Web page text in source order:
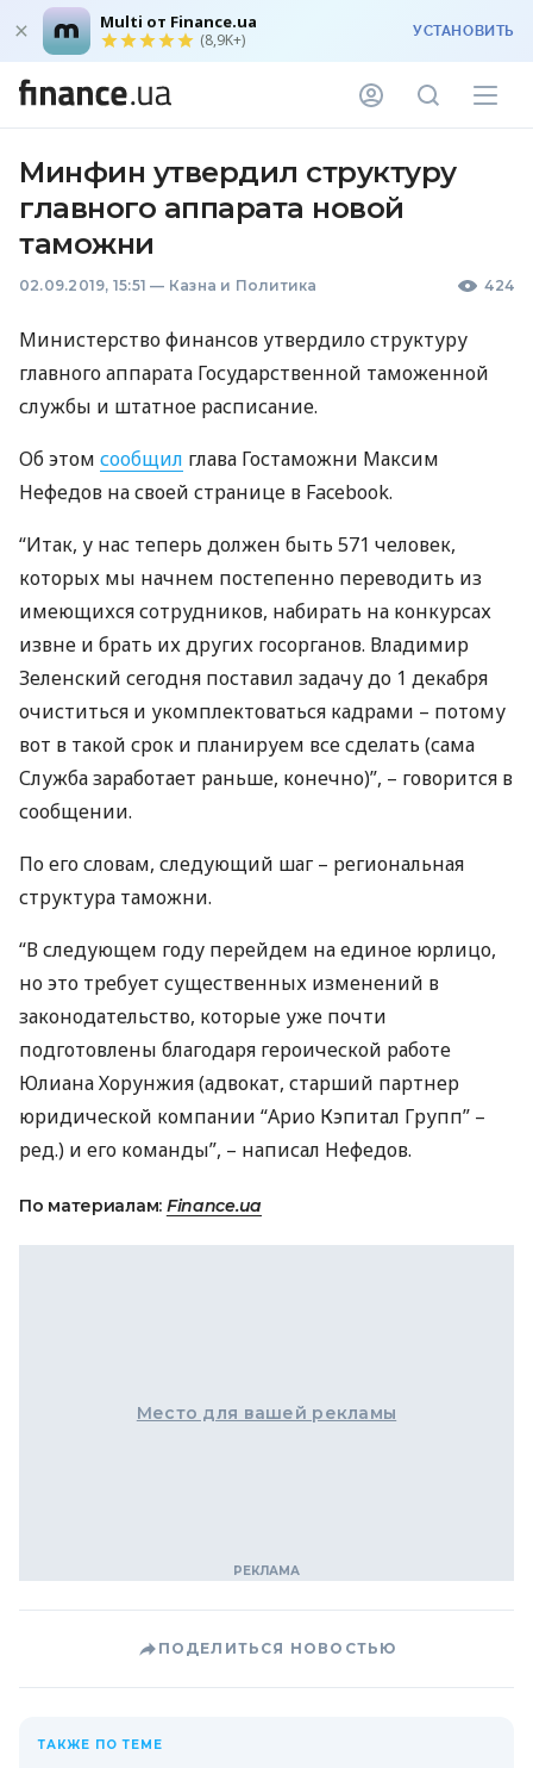
Multi от Finance.ua
(8,9K+) УСТАНОВИТЬ
Минфин утвердил структуру
главного аппарата новой
таможни
02.09.2019, 15:51 — Казна и Политика 424
Министерство финансов утвердило структуру
главного аппарата Государственной таможенной
службы и штатное расписание.
Об этом сообщил глава Гостаможни Максим
Нефедов на своей странице в Facebook.
“Итак, у нас теперь должен быть 571 человек,
которых мы начнем постепенно переводить из
имеющихся сотрудников, набирать на конкурсах
извне и брать их других госорганов. Владимир
Зеленский сегодня поставил задачу до 1 декабря
очиститься и укомплектоваться кадрами – потому
вот в такой срок и планируем все сделать (сама
Служба заработает раньше, конечно)”, – говорится в
сообщении.
По его словам, следующий шаг – региональная
структура таможни.
“В следующем году перейдем на единое юрлицо,
но это требует существенных изменений в
законодательство, которые уже почти
подготовлены благодаря героической работе
Юлиана Хорунжия (адвокат, старший партнер
юридической компании “Арио Кэпитал Групп” –
ред.) и его команды”, – написал Нефедов.
По материалам: Finance.ua
Место для вашей рекламы
ПОДЕЛИТЬСЯ НОВОСТЬЮ
ТАКЖЕ ПО ТЕМЕ